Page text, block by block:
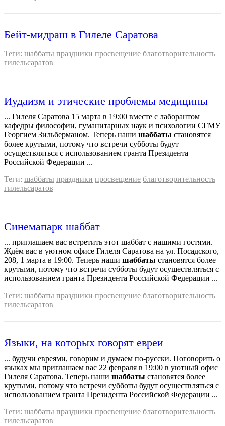
Бейт-мидраш в Гилеле Саратова
Теги: шаббаты праздники просвещение благотворительность
гилельсаратов
Иудаизм и этические проблемы медицины
... Гилеля Саратова 15 марта в 19:00 вместе с лаборантом
кафедры философии, гуманитарных наук и психологии СГМУ
Георгием Зильберманом. Теперь наши шаббаты становятся
более крутыми, потому что встречи субботы будут
осуществляться с использованием гранта Президента
Российской Федерации ...
Теги: шаббаты праздники просвещение благотворительность
гилельсаратов
Синeмапарк шаббат
... приглашаем вас встретить этот шаббат с нашими гостями.
Ждём вас в уютном офисе Гилеля Саратова на ул. Посадского,
208, 1 марта в 19:00. Теперь наши шаббаты становятся более
крутыми, потому что встречи субботы будут осуществляться с
использованием гранта Президента Российской Федерации ...
Теги: шаббаты праздники просвещение благотворительность
гилельсаратов
Языки, на которых говорят евреи
... будучи евреями, говорим и думаем по-русски. Поговорить о
языках мы приглашаем вас 22 февраля в 19:00 в уютный офис
Гилеля Саратова. Теперь наши шаббаты становятся более
крутыми, потому что встречи субботы будут осуществляться с
использованием гранта Президента Российской Федерации ...
Теги: шаббаты праздники просвещение благотворительность
гилельсаратов